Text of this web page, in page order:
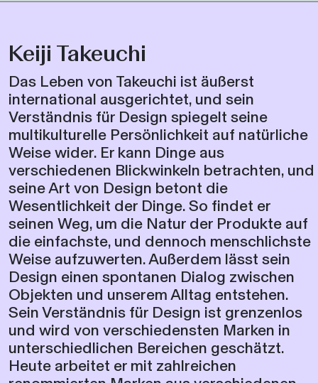
Keiji Takeuchi
Das Leben von Takeuchi ist äußerst
international ausgerichtet, und sein
Verständnis für Design spiegelt seine
multikulturelle Persönlichkeit auf natürliche
Weise wider. Er kann Dinge aus
verschiedenen Blickwinkeln betrachten, und
seine Art von Design betont die
Wesentlichkeit der Dinge. So findet er
seinen Weg, um die Natur der Produkte auf
die einfachste, und dennoch menschlichste
Weise aufzuwerten. Außerdem lässt sein
Design einen spontanen Dialog zwischen
Objekten und unserem Alltag entstehen.
Sein Verständnis für Design ist grenzenlos
und wird von verschiedensten Marken in
unterschiedlichen Bereichen geschätzt.
Heute arbeitet er mit zahlreichen